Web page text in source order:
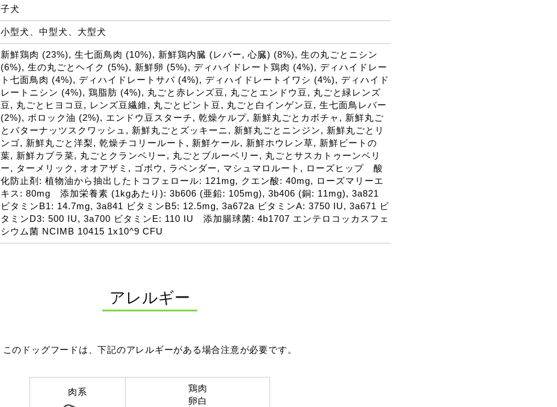
子犬
小型犬、中型犬、大型犬
新鮮鶏肉 (23%), 生七面鳥肉 (10%), 新鮮鶏内臓 (レバー, 心臓) (8%), 生の丸ごとニシン
(6%), 生の丸ごとヘイク (5%), 新鮮卵 (5%), ディハイドレート鶏肉 (4%), ディハイドレー
ト七面鳥肉 (4%), ディハイドレートサバ (4%), ディハイドレートイワシ (4%), ディハイド
レートニシン (4%), 鶏脂肪 (4%), 丸ごと赤レンズ豆, 丸ごとエンドウ豆, 丸ごと緑レンズ
豆, 丸ごとヒヨコ豆, レンズ豆繊維, 丸ごとピント豆, 丸ごと白インゲン豆, 生七面鳥レバー
(2%), ポロック油 (2%), エンドウ豆スターチ, 乾燥ケルプ, 新鮮丸ごとカボチャ, 新鮮丸ご
とバターナッツスクワッシュ, 新鮮丸ごとズッキーニ, 新鮮丸ごとニンジン, 新鮮丸ごとリ
ンゴ, 新鮮丸ごと洋梨, 乾燥チコリールート, 新鮮ケール, 新鮮ホウレン草, 新鮮ビートの
葉, 新鮮カブラ菜, 丸ごとクランベリー, 丸ごとブルーベリー, 丸ごとサスカトゥーンベリ
ー, ターメリック, オオアザミ, ゴボウ, ラベンダー, マシュマロルート, ローズヒップ 酸
化防止剤: 植物油から抽出したトコフェロール: 121mg, クエン酸: 40mg, ローズマリーエ
キス: 80mg 添加栄養素 (1kgあたり): 3b606 (亜鉛: 105mg), 3b406 (銅: 11mg), 3a821
ビタミンB1: 14.7mg, 3a841 ビタミンB5: 12.5mg, 3a672a ビタミンA: 3750 IU, 3a671 ビ
タミンD3: 500 IU, 3a700 ビタミンE: 110 IU 添加腸球菌: 4b1707 エンテロコッカスフェ
シウム菌 NCIMB 10415 1x10^9 CFU
アレルギー
このドッグフードは、下記のアレルギーがある場合注意が必要です。
肉系
鶏肉
卵白